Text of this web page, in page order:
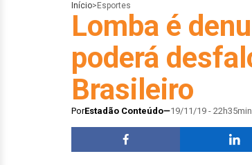
Início> Esportes
Lomba é
poderá
Brasileiro
PorEstadão Conteúdo 19/11/19 - 22h35min